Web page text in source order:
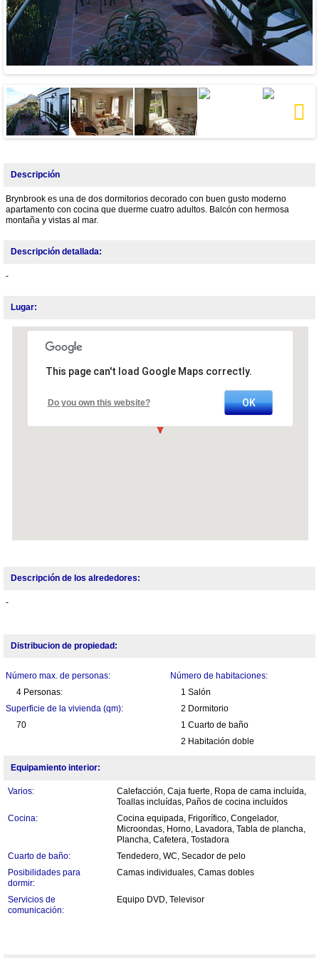
Descripción
Brynbrook es una de dos dormitorios decorado con buen gusto moderno
apartamento con cocina que duerme cuatro adultos. Balcón con hermosa
montaña y vistas al mar.
Descripción detallada:
-
Lugar:
This page can't load Google Maps correctly.
Do you own this website? OK
Descripción de los alrededores:
-
Distribucion de propiedad:
Número max. de personas:
4 Personas:
Superficie de la vivienda (qm):
70
Número de habitaciones:
1 Salón
2 Dormitorio
1 Cuarto de baño
2 Habitación doble
Equipamiento interior:
Varios:
Calefacción, Caja fuerte, Ropa de cama incluída,
Toallas incluídas, Paños de cocina incluídos
Cocina:
Cocina equipada, Frigorífico, Congelador,
Microondas, Horno, Lavadora, Tabla de plancha,
Plancha, Cafetera, Tostadora
Cuarto de baño:
Tendedero, WC, Secador de pelo
Posibilidades para
dormir:
Camas individuales, Camas dobles
Servicios de
comunicación:
Equipo DVD, Televisor